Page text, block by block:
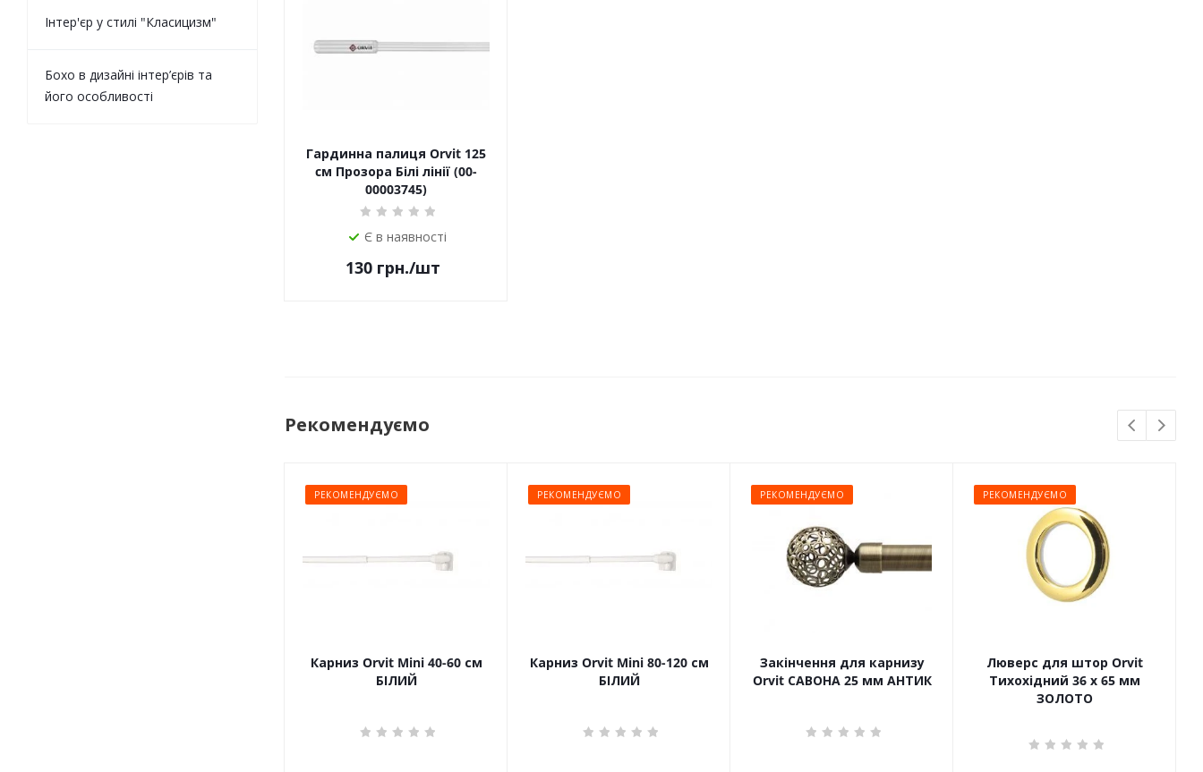
Гардинна палиця Orvit 125
cм Прозора Білі лінії (00-
00003745)
Є в наявності
130 грн./шт
Рекомендуємо
РЕКОМЕНДУЄМО
Карниз Orvit Mini 40-60 см
БІЛИЙ
РЕКОМЕНДУЄМО
Карниз Orvit Mini 80-120 см
БІЛИЙ
РЕКОМЕНДУЄМО
Закінчення для карнизу
Orvit САВОНА 25 мм АНТИК
РЕКОМЕНДУЄМО
Люверс для штор Orvit
Тихохідний 36 х 65 мм
ЗОЛОТО
Інтер'єр у стилі "Класицизм"
Бохо в дизайні інтер’єрів та
його особливості